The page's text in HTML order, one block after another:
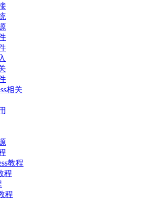
相关
教程
程
程